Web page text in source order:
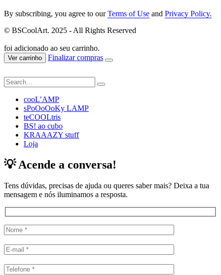
By subscribing, you agree to ourTerms of Use and Privacy Policy.
© BSCoolArt. 2025 - All Rights Reserved
foi adicionado ao seu carrinho.
Ver carrinho Finalizar compras
cooL’AMP
sPoOoOoKy LAMP
teCOOLtris
BS! ao cubo
KRAAAZY stuff
Loja
💡 Acende a conversa!
Tens dúvidas, precisas de ajuda ou queres saber mais? Deixa a tua
mensagem e nós iluminamos a resposta.